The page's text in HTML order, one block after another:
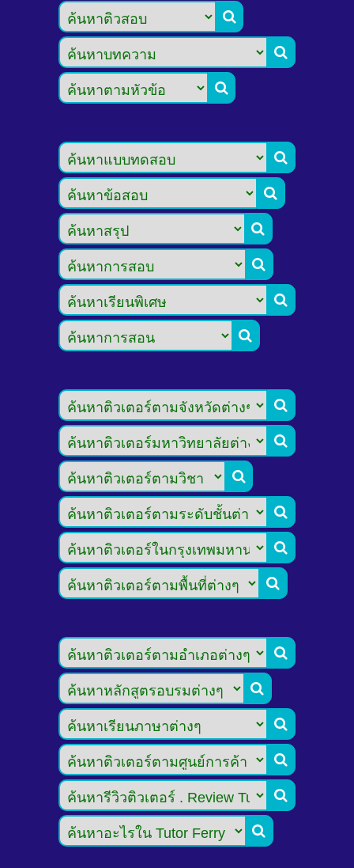




















